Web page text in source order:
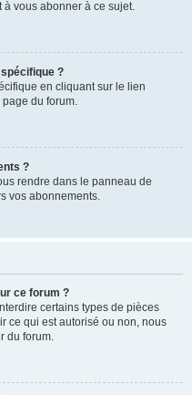
à vous abonner à ce sujet.
?
en cliquant sur le lien
page du forum.
?
rendre dans le panneau de
vos abonnements.
ce forum ?
certains types de pièces
ce qui est autorisé ou non, nous
du forum.